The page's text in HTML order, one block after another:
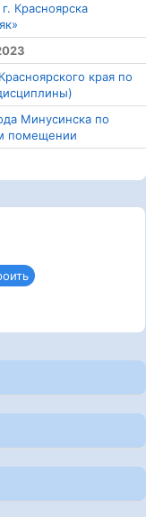
Красноярска
края по
Минусинска по
помещении